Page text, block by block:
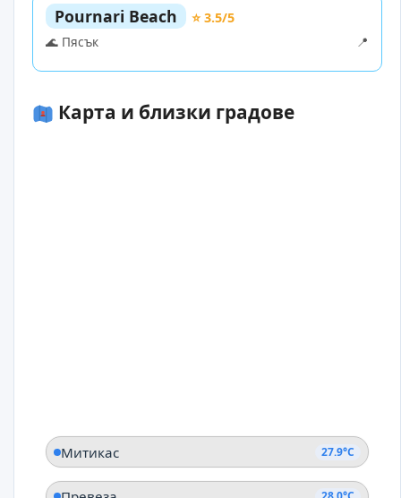
Pournari Beach
⭐ 3.5/5
🌊 Пясък
📍
Карта и близки градове
Митикас 27.9°C